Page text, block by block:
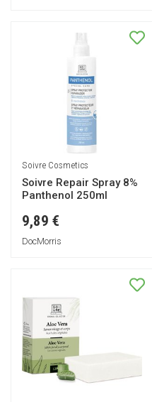
Soivre Cosmetics
Soivre Repair Spray 8%
Panthenol 250ml
9,89 €
DocMorris